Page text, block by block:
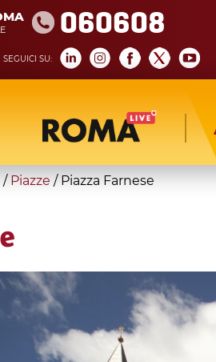
060608
SEGUICI SU:
/ Piazze / Piazza Farnese